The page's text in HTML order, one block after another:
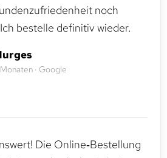
noch
bestelle definitiv wieder.
· Google
Die Online‑Bestellung